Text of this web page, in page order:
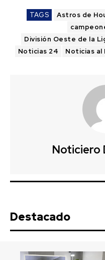
TAGS Astros de
División Oeste de la
Noticias 24
Noticias al
Noticiero
Destacado